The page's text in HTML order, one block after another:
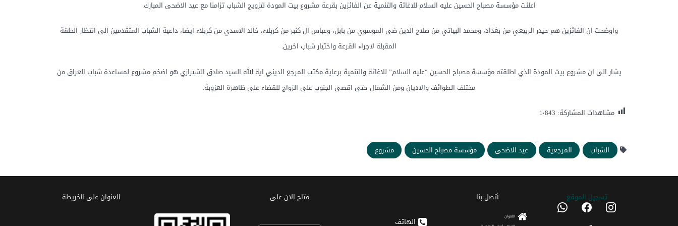
اعلنت مؤسسة مصباح الحسين عليه السلام للاغاثة والتنمية عن الفائزين بقرعة مشروع بيت المودة لتزويج الشباب تزامنا مع عيد الاضحى المبارك.
واوضحت ان الفائزين هم حيدر الربيعي من بغداد، ومحمد البياتي من صلاح الدين ضى الموسوي من بابل، وعباس ال كنبر من كربلاء، خالد الاسدي من كربلاء ايضا، داعية الشباب المتقدمين الى انتظار الحلقة
المقبلة لاجراء القرعة واختيار شباب اخرين.
يشار الى ان مشروع بيت المودة الذي اطلقته مؤسسة مصباح الحسين “عليه السلام” للاغاثة والتنمية برعاية مكتب المرجع الديني اية الله السيد صادق الشيرازي هو اضخم مشروع لمساعدة شباب العراق من
مختلف الطوائف والاديان ومن الشمال حتى اقصى الجنوب على الزواج للقضاء على ظاهرة العزوبة.
مشاهدات المشاركة: 1٬843
الشباب المرجعية عيد الاضحى مؤسسة مصباح الحسين مشروع
تسجیل الموقعinstagram
facebook
whatsapp
أتصل بنا
العنوان
الهاتف
متاح الان على العنوان علی الخریطة